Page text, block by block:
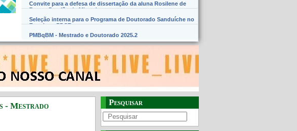
Convite para a defesa de dissertação da aluna Rosilene de
Barros Damião de Miranda
Seleção interna para o Programa de Doutorado Sanduíche no
Exterior – PDSE
PMBqBM - Mestrado e Doutorado 2025.2
- Mestrado
Pesquisar